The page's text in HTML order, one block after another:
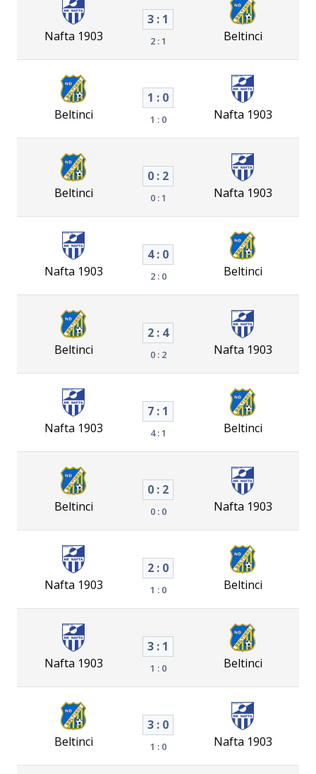
Nafta 1903
3 : 1
2 : 1 Beltinci
Beltinci
1 : 0
1 : 0 Nafta 1903
Beltinci
0 : 2
0 : 1 Nafta 1903
Nafta 1903
4 : 0
2 : 0 Beltinci
Beltinci
2 : 4
0 : 2 Nafta 1903
Nafta 1903
7 : 1
4 : 1 Beltinci
Beltinci
0 : 2
0 : 0 Nafta 1903
Nafta 1903
2 : 0
1 : 0 Beltinci
Nafta 1903
3 : 1
1 : 0 Beltinci
Beltinci
3 : 0
1 : 0 Nafta 1903